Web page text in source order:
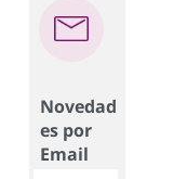
Novedad
es por
Email